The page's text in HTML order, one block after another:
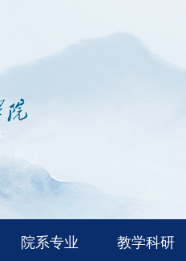
院系专业 教学科研